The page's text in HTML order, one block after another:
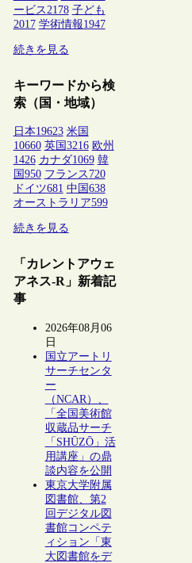
ービス 2178 子ども
2017 学術情報1947
続きを見る
キーワードから検
索（国・地域）
日本19623 米国
10660 英国 3216 欧州
1426 カナダ1069 韓
国 950 フランス 720
ドイツ681 中国 638
オーストラリア599
続きを見る
「カレントアウェ
アネス-R」新着記
事
2026年08月06
日
国立アートリ
サーチセンタ
ー
（NCAR）、
「全国美術館
収蔵品サーチ
「SHŪZŌ」活
用講座」の鼎
談内容を公開
東京大学附属
図書館、第2
回デジタル図
書館コンペテ
ィション「東
大図書館をデ